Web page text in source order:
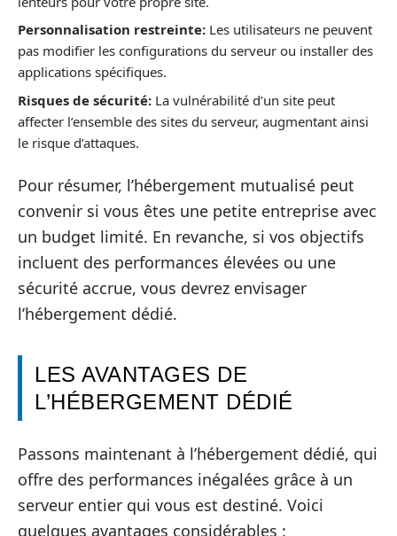
Personnalisation restreinte: Les utilisateurs ne peuvent
pas modifier les configurations du serveur ou installer des
applications spécifiques.
Risques de sécurité: La vulnérabilité d’un site peut
affecter l’ensemble des sites du serveur, augmentant ainsi
le risque d’attaques.
Pour résumer, l’hébergement mutualisé peut
convenir si vous êtes une petite entreprise avec
un budget limité. En revanche, si vos objectifs
incluent des performances élevées ou une
sécurité accrue, vous devrez envisager
l’hébergement dédié.
LES AVANTAGES DE
L’HÉBERGEMENT DÉDIÉ
Passons maintenant à l’hébergement dédié, qui
offre des performances inégalées grâce à un
serveur entier qui vous est destiné. Voici
quelques avantages considérables :